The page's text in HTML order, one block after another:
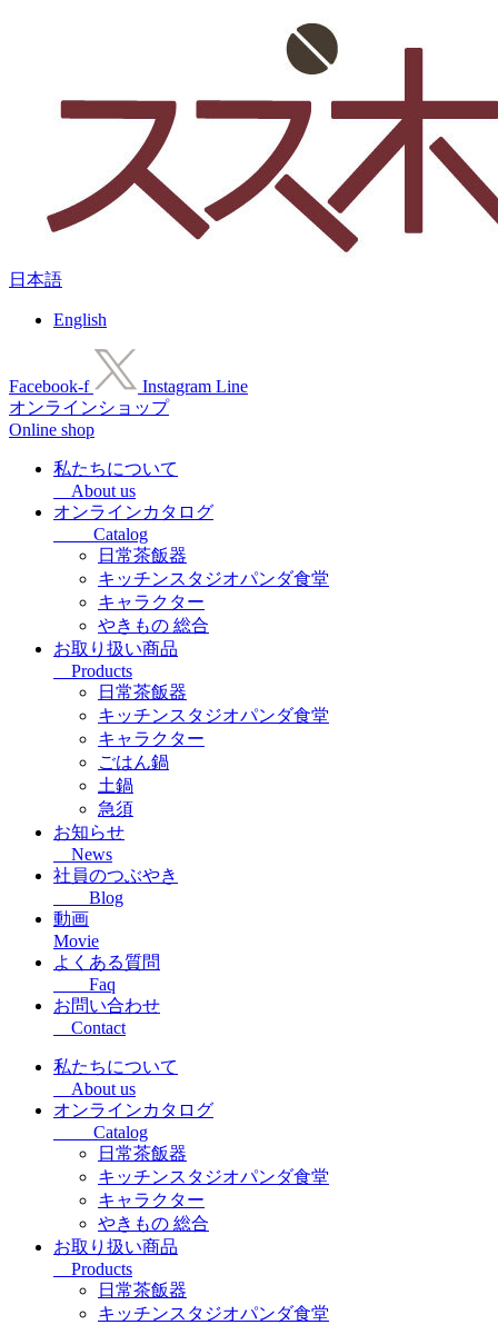
日本語
English
Facebook-f Instagram Line
オンラインショップ
Online shop
私たちについて
About us
オンラインカタログ
Catalog
日常茶飯器
キッチンスタジオパンダ食堂
キャラクター
やきもの 総合
お取り扱い商品
Products
日常茶飯器
キッチンスタジオパンダ食堂
キャラクター
ごはん鍋
土鍋
急須
お知らせ
News
社員のつぶやき
Blog
動画
Movie
よくある質問
Faq
お問い合わせ
Contact
私たちについて
About us
オンラインカタログ
Catalog
日常茶飯器
キッチンスタジオパンダ食堂
キャラクター
やきもの 総合
お取り扱い商品
Products
日常茶飯器
キッチンスタジオパンダ食堂